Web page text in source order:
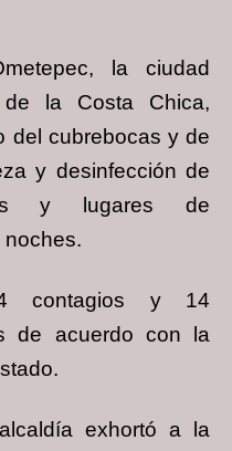
la ciudad
la Costa Chica,
del cubrebocas y de
y desinfección de
y lugares de
noches.
contagios y 14
de acuerdo con la
exhortó a la